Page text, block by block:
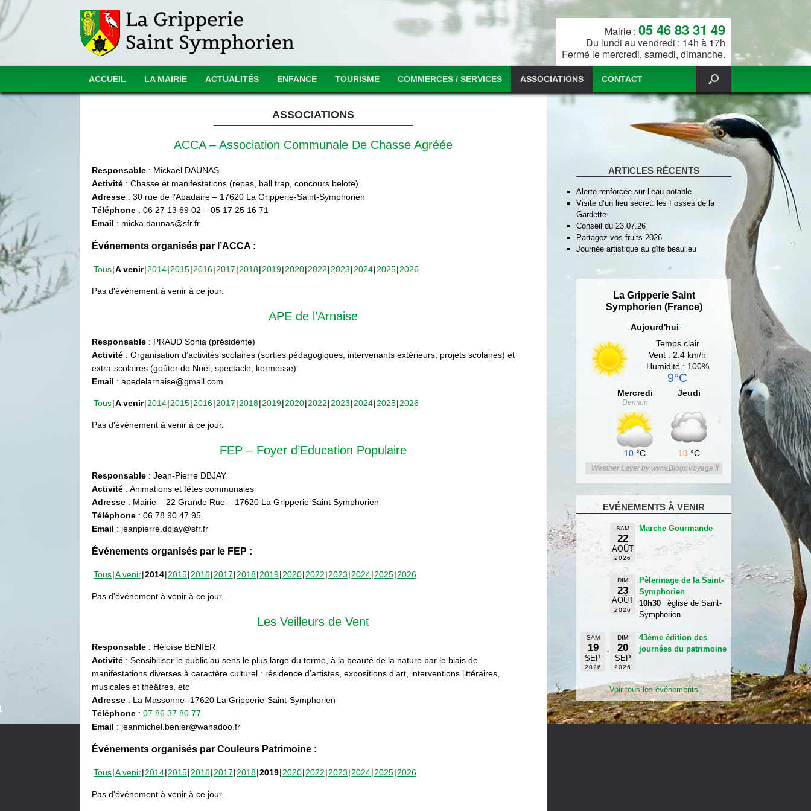
Mairie : 05 46 83 31 49
Du lundi au vendredi : 14h à 17h
Fermé le mercredi, samedi, dimanche.
ACCUEIL LA MAIRIE ACTUALITÉS ENFANCE TOURISME COMMERCES / SERVICES ASSOCIATIONS CONTACT
ASSOCIATIONS
ACCA – Association Communale De Chasse Agréée
Responsable : Mickaël DAUNAS
Activité : Chasse et manifestations (repas, ball trap, concours belote).
Adresse : 30 rue de l’Abadaire – 17620 La Gripperie-Saint-Symphorien
Téléphone : 06 27 13 69 02 – 05 17 25 16 71
Email : micka.daunas@sfr.fr
Événements organisés par l’ACCA :
Tous A venir 2014 2015 2016 2017 2018 2019 2020 2022 2023 2024 2025 2026
Pas d'événement à venir à ce jour.
APE de l’Arnaise
Responsable : PRAUD Sonia (présidente)
Activité : Organisation d’activités scolaires (sorties pédagogiques, intervenants extérieurs, projets scolaires) et
extra-scolaires (goûter de Noël, spectacle, kermesse).
Email : apedelarnaise@gmail.com
Tous A venir 2014 2015 2016 2017 2018 2019 2020 2022 2023 2024 2025 2026
Pas d'événement à venir à ce jour.
FEP – Foyer d’Education Populaire
Responsable : Jean-Pierre DBJAY
Activité : Animations et fêtes communales
Adresse : Mairie – 22 Grande Rue – 17620 La Gripperie Saint Symphorien
Téléphone : 06 78 90 47 95
Email : jeanpierre.dbjay@sfr.fr
Événements organisés par le FEP :
Tous A venir 2014 2015 2016 2017 2018 2019 2020 2022 2023 2024 2025 2026
Pas d'événement à venir à ce jour.
Les Veilleurs de Vent
Responsable : Héloïse BENIER
Activité : Sensibiliser le public au sens le plus large du terme, à la beauté de la nature par le biais de
manifestations diverses à caractère culturel : résidence d’artistes, expositions d’art, interventions littéraires,
musicales et théâtres, etc
Adresse : La Massonne- 17620 La Gripperie-Saint-Symphorien
Téléphone : 07 86 37 80 77
Email : jeanmichel.benier@wanadoo.fr
Événements organisés par Couleurs Patrimoine :
Tous A venir 2014 2015 2016 2017 2018 2019 2020 2022 2023 2024 2025 2026
Pas d'événement à venir à ce jour.
ARTICLES RÉCENTS
Alerte renforcée sur l’eau potable
Visite d’un lieu secret: les Fosses de la
Gardette
Conseil du 23.07.26
Partagez vos fruits 2026
Journée artistique au gîte beaulieu
La Gripperie Saint
Symphorien (France)
Aujourd'hui
Temps clair
Vent : 2.4 km/h
Humidité : 100%
9°C
Mercredi
Demain
10 °C
Jeudi
13 °C
Weather Layer by www.BlogoVoyage.fr
EVÉNEMENTS À VENIR
SAM
22
AOÛT
2026
Marche Gourmande
DIM
23
AOÛT
2026
Pèlerinage de la Saint-
Symphorien
10h30
église de Saint-
Symphorien
SAM
19
SEP
2026
DIM
20
SEP
2026
43ème édition des
journées du patrimoine
Voir tous les événements